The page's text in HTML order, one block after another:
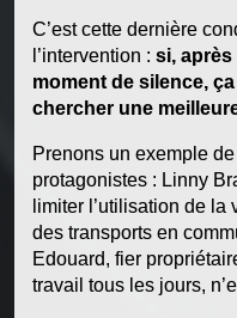
C’est cette dernière
l’intervention : si, après
moment de silence,
chercher une
Prenons un exemple
protagonistes : Linny
limiter l’utilisation de
des transports en
Edouard, fier
travail tous les jours,